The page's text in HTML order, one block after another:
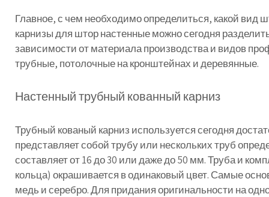
Главное,с чем необходимоопределиться, какой вид
карнизыдля шторнастенныеможносегодня
зависимостиотматериалапроизводстваи видов
трубные, потолочныенакронштейнах идеревянные.
Настенныйтрубный кованный карниз
Трубный кованый карниз используетсясегодня
представляетсобойтрубуили несколькихтруб
составляетот16до30 илидажедо50 мм.Трубаи
кольца) окрашивается водинаковый цвет. Самые
медь исеребро.Для приданияоригинальности на